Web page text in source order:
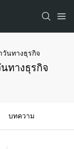
วันทางธุรกิจ
ทางธุรกิจ
บทความ